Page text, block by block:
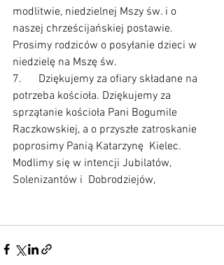
modlitwie, niedzielnej Mszy św. i o
naszej chrześcijańskiej postawie.
Prosimy rodziców o posyłanie dzieci w
niedzielę na Mszę św.
7.      Dziękujemy za ofiary składane na
potrzeba kościoła. Dziękujemy za
sprzątanie kościoła Pani Bogumile
Raczkowskiej, a o przyszłe zatroskanie
poprosimy Panią Katarzynę  Kielec.
Modlimy się w intencji Jubilatów,
Solenizantów i  Dobrodziejów,